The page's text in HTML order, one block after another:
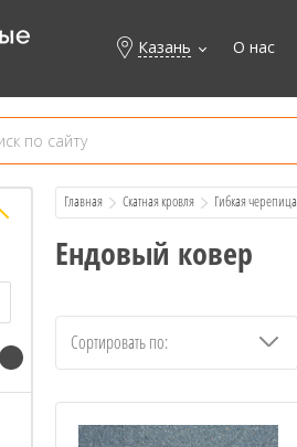
Казань О нас
Главная Скатная кровля Гибкая черепица
Ендовый ковер
Сортировать по: